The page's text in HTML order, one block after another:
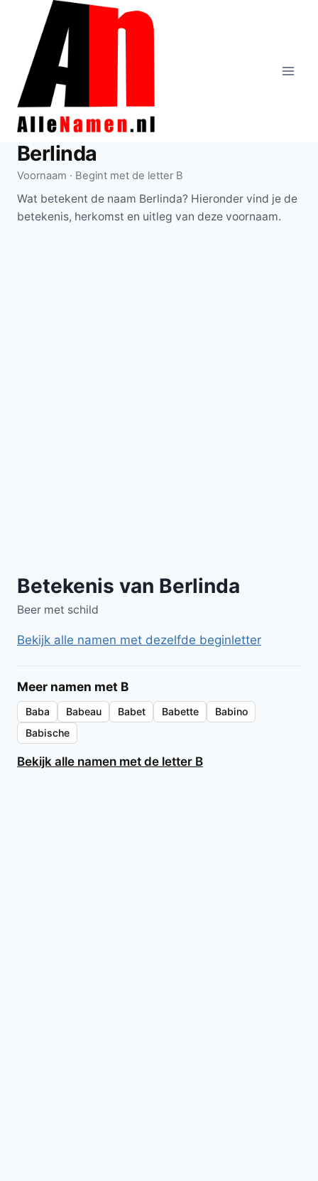
Doorgaan
inhoud
Berlinda
Voornaam · Begint met de letter B
Wat betekent de naam Berlinda? Hieronder vind je de
betekenis, herkomst en uitleg van deze voornaam.
Betekenis van Berlinda
Beer met schild
Bekijk alle namen met dezelfde beginletter
Meer namen met B
Baba Babeau Babet Babette
Babino
Babische
Bekijk alle namen met de letter B